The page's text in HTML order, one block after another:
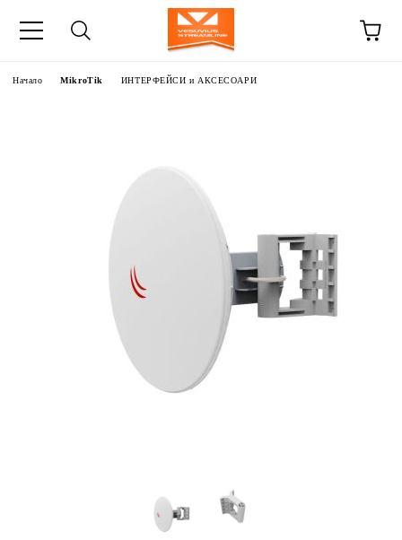
Начало MikroTik ИНТЕРФЕЙСИ и АКСЕСОАРИ